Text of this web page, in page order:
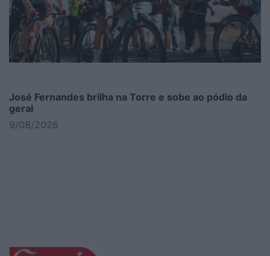
José Fernandes brilha na Torre e sobe ao pódio da
geral
9/08/2026